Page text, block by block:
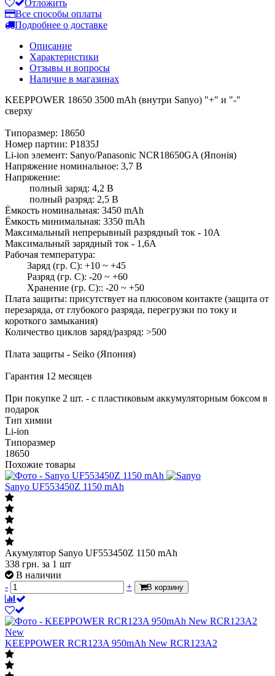
Отложить
Все способы оплаты
Подробнее о доставке
Описание
Характеристики
Отзывы и вопросы
Наличие в магазинах
KEEPPOWER 18650 3500 mAh (внутри Sanyo) "+" и "-"
сверху
Типоразмер: 18650
Номер партии: P1835J
Li-ion элемент: Sanyo/Panasonic NCR18650GA (Японія)
Напряжение номинальное: 3,7 В
Напряжение:
полный заряд: 4,2 В
полный разряд: 2,5 В
Ёмкость номинальная: 3450 mAh
Ёмкость минимальная: 3350 mAh
Максимальный непрерывный разрядный ток - 10А
Максимальный зарядный ток - 1,6А
Рабочая температура:
Заряд (гр. С): +10 ~ +45
Разряд (гр. С): -20 ~ +60
Хранение (гр. С):: -20 ~ +50
Плата защиты: присутствует на плюсовом контакте (защита от
перезаряда, от глубокого разряда, перегрузки по току и
короткого замыкания)
Количество циклов заряд/разряд: >500
Плата защиты - Seiko (Япония)
Гарантия 12 месяцев
При покупке 2 шт. - с пластиковым аккумуляторным боксом в
подарок
Тип химии
Li-ion
Типоразмер
18650
Похожие товары
Sanyo UF553450Z 1150 mAh
Акумулятор Sanyo UF553450Z 1150 mAh
338 грн. за 1 шт
В наличии
-
+ В корзину
New
KEEPPOWER RCR123A 950mAh New RCR123A2